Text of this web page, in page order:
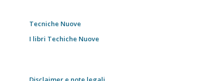
Tecniche Nuove
I libri Techiche Nuove